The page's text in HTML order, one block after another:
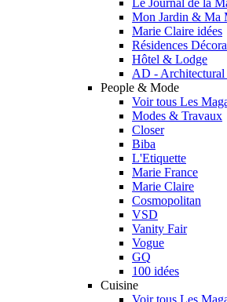
Le Journal de la
Mon Jardin & Ma
Marie Claire idées
Résidences
Hôtel & Lodge
AD - Architectural
People & Mode
Voir tous Les
Modes & Travaux
Closer
Biba
L'Etiquette
Marie France
Marie Claire
Cosmopolitan
VSD
Vanity Fair
Vogue
GQ
100 idées
Cuisine
Voir tous Les